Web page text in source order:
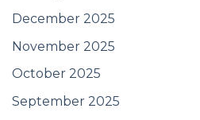
December 2025
November 2025
October 2025
September 2025